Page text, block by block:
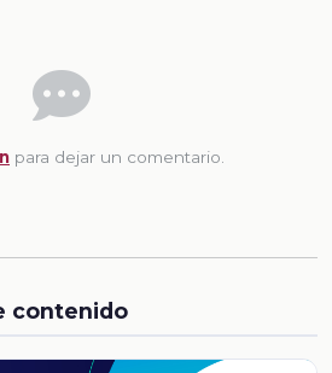
para dejar un comentario.
contenido